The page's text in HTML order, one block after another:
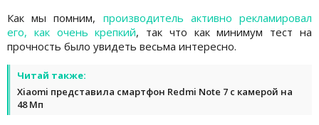
Как мы помним, производитель активно рекламировал
его, как очень крепкий, так что как минимум тест на
прочность было увидеть весьма интересно.
Читай также:
Xiaomi представила смартфон Redmi Note 7 с камерой на
48 Мп